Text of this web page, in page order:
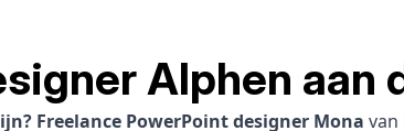
Alphen aan
Freelance PowerPoint designer Mona van